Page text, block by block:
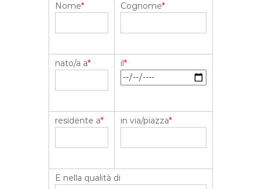
Nome* Cognome*
nato/a a* il*
residente a* in via/piazza*
E nella qualità di